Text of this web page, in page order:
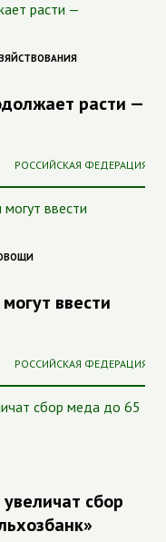
расти —
РОССИЙСКАЯ ФЕДЕРАЦИЯ
ввести
РОССИЙСКАЯ ФЕДЕРАЦИЯ
сбор